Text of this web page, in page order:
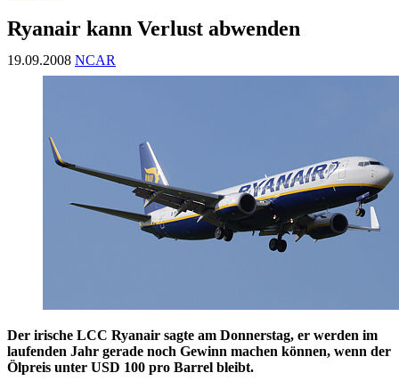
Ryanair kann Verlust abwenden
19.09.2008 NCAR
Der irische LCC Ryanair sagte am Donnerstag, er werden im
laufenden Jahr gerade noch Gewinn machen können, wenn der
Ölpreis unter USD 100 pro Barrel bleibt.